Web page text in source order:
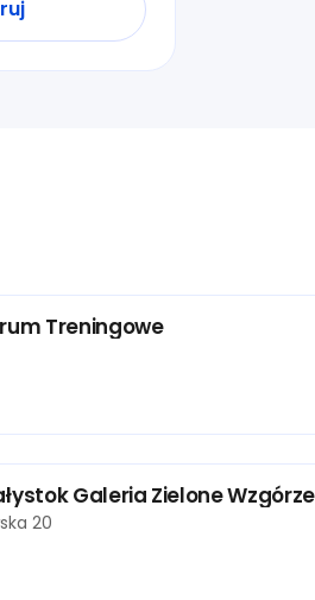
Treningowe
Galeria Zielone Wzgórze
20